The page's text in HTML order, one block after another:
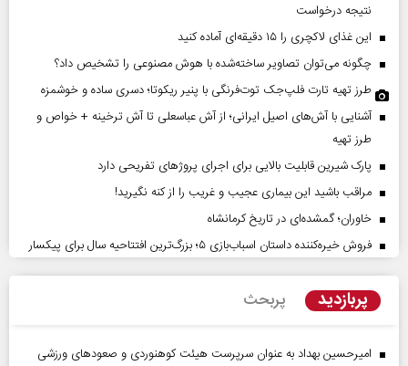
نتیجه درخواست
این غذای لاکچری را ۱۵ دقیقه‌ای آماده کنید
چگونه می‌توان تصاویر ساخته‌شده با هوش مصنوعی را تشخیص داد؟
طرز تهیه تارت فلپ‌جک توت‌فرنگی با پنیر ریکوتا؛ دسری ساده و خوشمزه
آشنایی با آش‌های اصیل ایرانی؛ از آش عباسعلی تا آش ترخینه + خواص و
طرز تهیه
پارک شیرین قابلیت‌ بالایی برای اجرای پروژهای تفریحی دارد
مراقب باشید این بیماری عجیب و غریب را از کنه نگیرید!
خاوران؛ گمشده‌ای در تاریخ کرمانشاه
فروش خیره‌کننده داستان اسباب‌بازی ۵؛ بزرگ‌ترین افتتاحیه سال برای پیکسار
پربازدید پربحث
امیرحسین بهداد به عنوان سرپرست هیئت کوهنوردی و صعودهای ورزشی